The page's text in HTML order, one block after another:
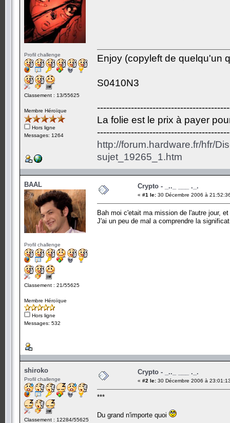
Profil challenge
Classement : 13/55625
Membre Héroïque
Hors ligne
Messages: 1264
Enjoy (copyleft de quelqu'un
S0410N3
La folie est le prix à payer
http://forum.hardware.fr/hfr/
sujet_19265_1.htm
BAAL
Profil challenge
Classement : 21/55625
Membre Héroïque
Hors ligne
Messages: 532
Crypto - _.._ ___ ._.
« #1 le: 30 Décembre 2006 à
Bah moi c'etait ma mission de l'autre jour,
J'ai un peu de mal a comprendre la
shiroko
Profil challenge
Classement : 12284/55625
Crypto - _.._ ___ ._.
« #2 le: 30 Décembre 2006 à
***
Du grand n'importe quoi